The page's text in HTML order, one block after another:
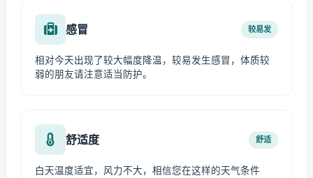
感冒 较易发
相对今天出现了较大幅度降温，较易发生感冒，体质较
弱的朋友请注意适当防护。
舒适度 舒适
白天温度适宜，风力不大，相信您在这样的天气条件